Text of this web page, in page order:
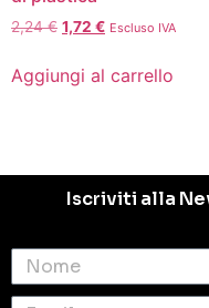
2,24€ 1,72 € Escluso IVA
Aggiungi al carrello
Iscriviti alla